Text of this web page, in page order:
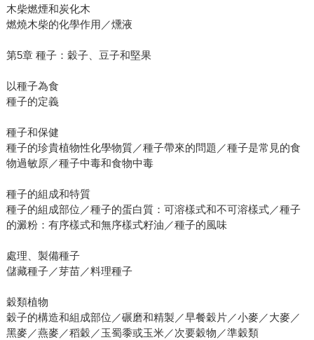
木柴燃煙和炭化木
燃燒木柴的化學作用／燻液
第5章 種子：穀子、豆子和堅果
以種子為食
種子的定義
種子和保健
種子的珍貴植物性化學物質／種子帶來的問題／種子是常見的食
物過敏原／種子中毒和食物中毒
種子的組成和特質
種子的組成部位／種子的蛋白質：可溶樣式和不可溶樣式／種子
的澱粉：有序樣式和無序樣式籽油／種子的風味
處理、製備種子
儲藏種子／芽苗／料理種子
穀類植物
穀子的構造和組成部位／碾磨和精製／早餐穀片／小麥／大麥／
黑麥／燕麥／稻穀／玉蜀黍或玉米／次要穀物／準穀類